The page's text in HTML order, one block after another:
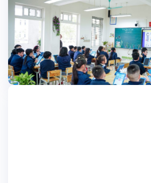
Giải pháp giáo dục thông
tục phủ sóng Quận Nam Từ
Giải pháp giáo dục thông minh Nexta tiếp
tại các quận của Hà Nội, mang đến những
việc chuyển đổi số giáo dục. Sau thành
học trên địa bàn thành phố, Nexta tiếp tục
Từ Liêm, nơi các […]
18/03/2025